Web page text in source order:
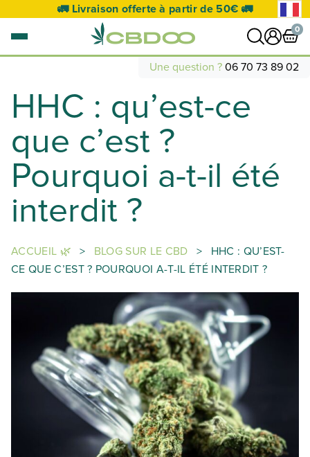
🚛 Livraison offerte à partir de 50€ 🚛
0
0 article
Votre panier est vide.
Une question ? 06 70 73 89 02
HHC : qu’est-ce
que c’est ?
Pourquoi a-t-il été
interdit ?
ACCUEIL 🌿 > BLOG SUR LE CBD >
HHC : QU’EST-
CE QUE C’EST ? POURQUOI A-T-IL ÉTÉ INTERDIT ?